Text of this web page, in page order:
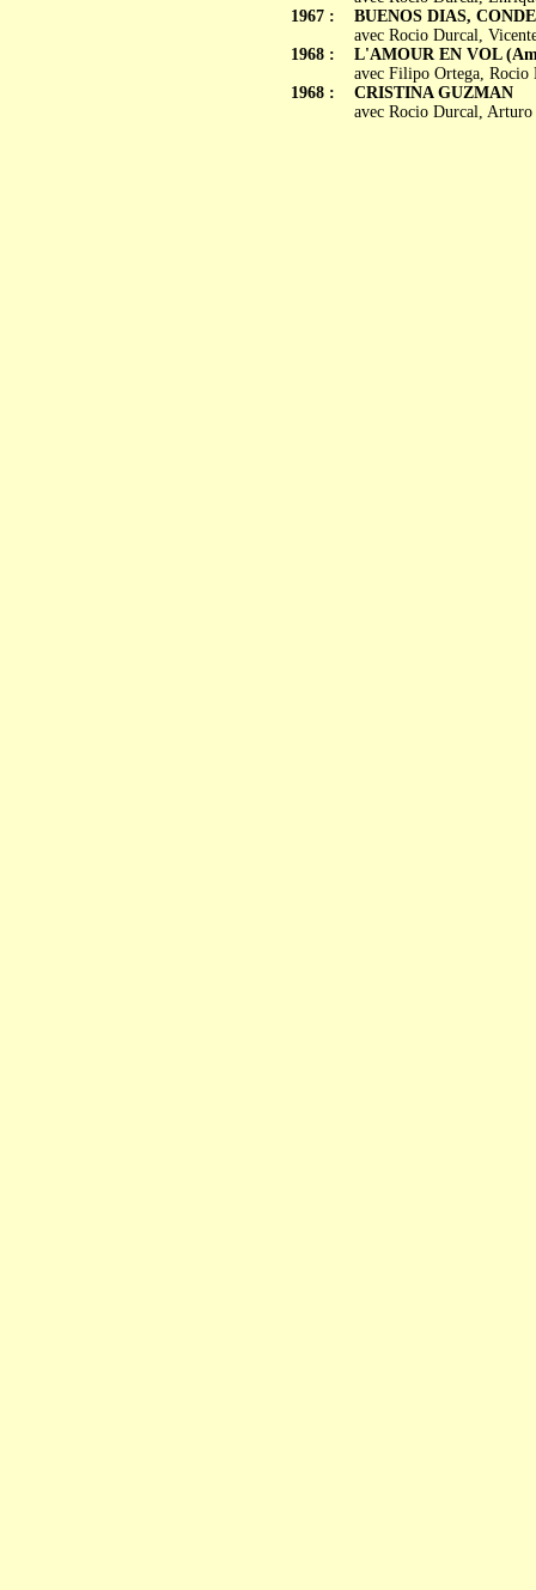
1967 :
1968 :
1968 :
BUENOS DIAS,
avec Rocio Durcal,
L'AMOUR EN VOL
avec Filipo Ortega, Rocio
CRISTINA GUZMAN
avec Rocio Durcal, Arturo